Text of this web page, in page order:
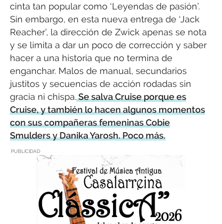
cinta tan popular como ‘Leyendas de pasión’.
Sin embargo, en esta nueva entrega de ‘Jack
Reacher’, la dirección de Zwick apenas se nota
y se limita a dar un poco de corrección y saber
hacer a una historia que no termina de
enganchar. Malos de manual, secundarios
justitos y secuencias de acción rodadas sin
gracia ni chispa.Se salva Cruise porque es
Cruise, y también lo hacen algunos momentos
con sus compañeras femeninas Cobie
Smulders y Danika Yarosh. Poco más.
PUBLICIDAD